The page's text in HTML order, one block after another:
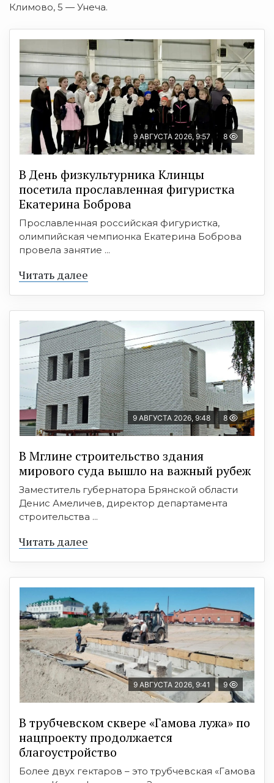
Климово, 5 — Унеча.
9 АВГУСТА 2026, 9:57 8
В День физкультурника Клинцы
посетила прославленная фигуристка
Екатерина Боброва
Прославленная российская фигуристка,
олимпийская чемпионка Екатерина Боброва
провела занятие ...
Читать далее
9 АВГУСТА 2026, 9:48 8
В Мглине строительство здания
мирового суда вышло на важный рубеж
Заместитель губернатора Брянской области
Денис Амеличев, директор департамента
строительства ...
Читать далее
9 АВГУСТА 2026, 9:41 9
В трубчевском сквере «Гамова лужа» по
нацпроекту продолжается
благоустройство
Более двух гектаров – это трубчевская «Гамова